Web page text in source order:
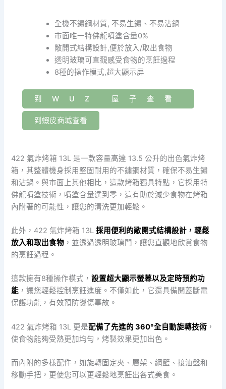
全機不鏽鋼材質, 不易生鏽、不易沾鍋
市面唯一特佛龍噴塗含量0%
敞開式結構設計,便於放入/取出食物
透明玻璃可直觀感受食物的烹飪過程
8種的操作模式,超大顯示屏
到WUZ 屋子查看
到蝦皮商城查看
422 氣炸烤箱 13L 是一款容量高達 13.5 公升的出色氣炸烤
箱，其整體機身採用堅固耐用的不鏽鋼材質，確保不易生鏽
和沾鍋。與市面上其他相比，這款烤箱獨具特點，它採用特
佛龍噴塗技術，噴塗含量達到零，這有助於減少食物在烤箱
內附著的可能性，讓您的清洗更加輕鬆。
此外，422 氣炸烤箱 13L採用便利的敞開式結構設計，輕鬆
放入和取出食物 ，並透過透明玻璃門，讓您直觀地欣賞食物
的烹飪過程。
這款擁有8種操作模式，設置超大顯示螢幕以及定時預約功
能 ，讓您輕鬆控制烹飪進度。不僅如此，它還具備開蓋斷電
保護功能，有效預防燙傷事故。
422 氣炸烤箱 13L 更是配備了先進的 360°全自動旋轉技術 ，
使食物能夠受熱更加均勻，烤製效果更加出色。
而內附的多樣配件，如旋轉固定夾、層架、網籃、接油盤和
移動手把，更使您可以更輕鬆地烹飪出各式美食。